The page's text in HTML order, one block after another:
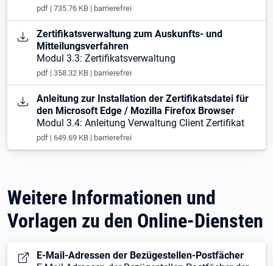
pdf | 735.76 KB | barrierefrei
Öffnet in neuem Tab
Zertifikatsverwaltung zum Auskunfts- und
Mitteilungsverfahren
Modul 3.3: Zertifikatsverwaltung
pdf | 358.32 KB | barrierefrei
Öffnet in neuem Tab
Anleitung zur Installation der Zertifikatsdatei für
den Microsoft Edge / Mozilla Firefox Browser
Modul 3.4: Anleitung Verwaltung Client Zertifikat
pdf | 649.69 KB | barrierefrei
Weitere Informationen und
Vorlagen zu den Online-Diensten
E-Mail-Adressen der Bezügestellen-Postfächer